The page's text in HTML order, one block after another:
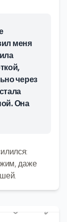
меня
через
Она
даже